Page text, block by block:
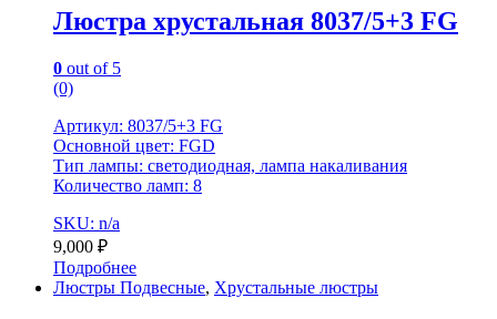
Люстра хрустальная 8037/5+3 FG
0 out of 5
(0)
Артикул: 8037/5+3 FG
Основной цвет: FGD
Тип лампы: светодиодная, лампа накаливания
Количество ламп: 8
SKU: n/a
9,000 ₽
Подробнее
Люстры Подвесные, Хрустальные люстры